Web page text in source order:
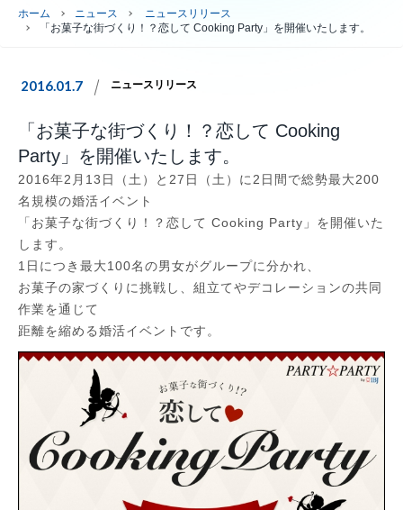
ホーム ニュース
ニュースリリース
「お菓子な街づくり！？恋して Cooking Party」を開催いたします。
2016.01.7 ニュースリリース
「お菓子な街づくり！？恋して Cooking
Party」を開催いたします。
2016年2月13日（土）と27日（土）に2日間で総勢最大200
名規模の婚活イベント
「お菓子な街づくり！？恋して Cooking Party」を開催いた
します。
1日につき最大100名の男女がグループに分かれ、
お菓子の家づくりに挑戦し、組立てやデコレーションの共同
作業を通じて
距離を縮める婚活イベントです。